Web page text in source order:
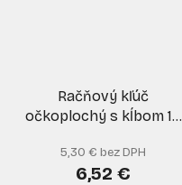
Račňový kľúč
očkoplochý s kĺbom 19
5,30 € bez DPH
6,52 €